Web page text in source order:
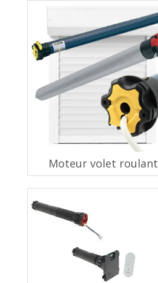
Moteur volet roulant